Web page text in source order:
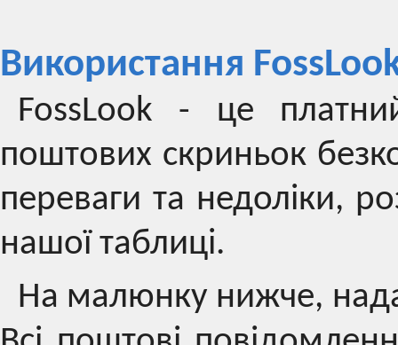
Використання
FossLook - це
поштових скриньок
переваги та недоліки,
нашої таблиці.
На малюнку нижче,